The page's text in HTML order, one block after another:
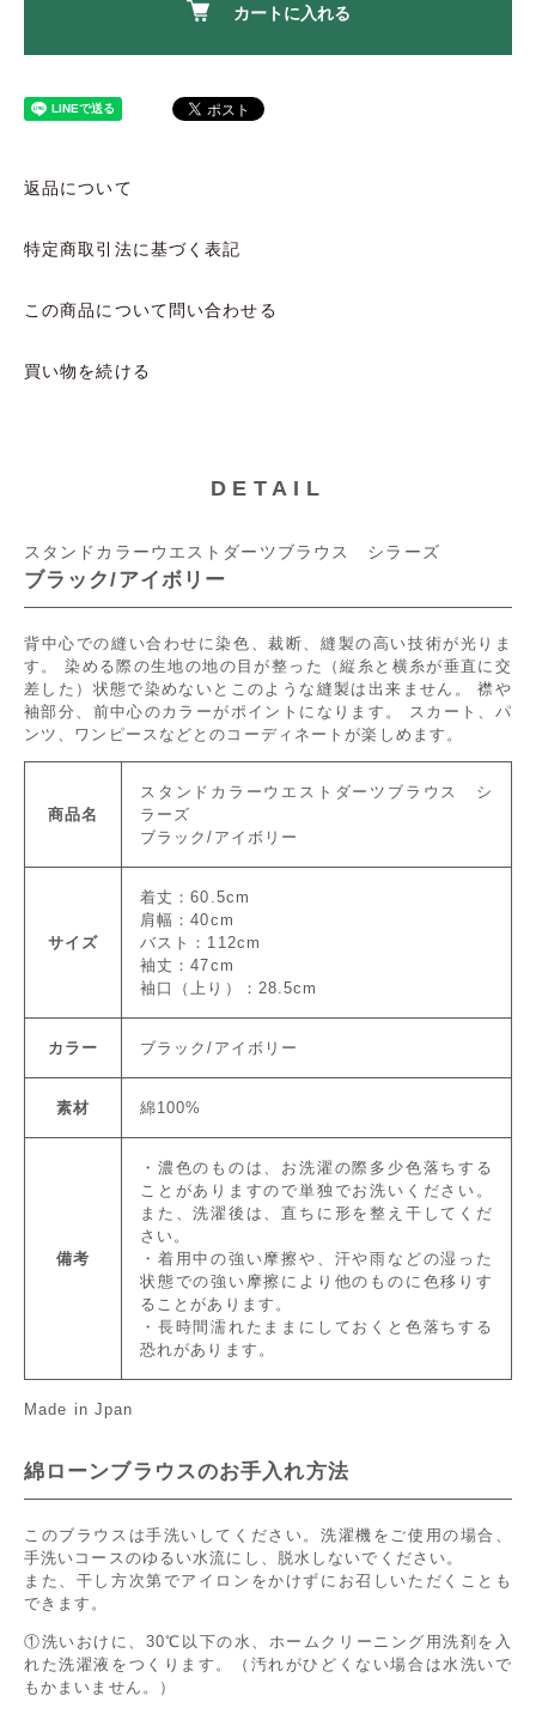
カートに入れる
返品について
特定商取引法に基づく表記
この商品について問い合わせる
買い物を続ける
DETAIL
スタンドカラーウエストダーツブラウス シラーズ
ブラック/アイボリー
背中心での縫い合わせに染色、裁断、縫製の高い技術が光りま
す。 染める際の生地の地の目が整った（縦糸と横糸が垂直に交
差した）状態で染めないとこのような縫製は出来ません。 襟や
袖部分、前中心のカラーがポイントになります。 スカート、パ
ンツ、ワンピースなどとのコーディネートが楽しめます。
商品名
スタンドカラーウエストダーツブラウス シ
ラーズ
ブラック/アイボリー
サイズ
着丈：60.5cm
肩幅：40cm
バスト：112cm
袖丈：47cm
袖口（上り）：28.5cm
カラー ブラック/アイボリー
素材 綿100%
備考
・濃色のものは、お洗濯の際多少色落ちする
ことがありますので単独でお洗いください。
また、洗濯後は、直ちに形を整え干してくだ
さい。
・着用中の強い摩擦や、汗や雨などの湿った
状態での強い摩擦により他のものに色移りす
ることがあります。
・長時間濡れたままにしておくと色落ちする
恐れがあります。
Made in Jpan
綿ローンブラウスのお手入れ方法
このブラウスは手洗いしてください。洗濯機をご使用の場合、
手洗いコースのゆるい水流にし、脱水しないでください。
また、干し方次第でアイロンをかけずにお召しいただくことも
できます。
①洗いおけに、30℃以下の水、ホームクリーニング用洗剤を入
れた洗濯液をつくります。（汚れがひどくない場合は水洗いで
もかまいません。）